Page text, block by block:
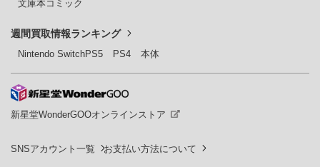
文庫本コミック
週間買取情報ランキング
Nintendo SwitchPS5 PS4 本体
新星堂WonderGOOオンラインストア
SNSアカウント一覧 お支払い方法について